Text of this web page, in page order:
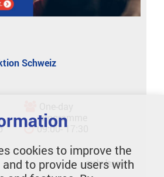
Schweiz
programme
09:00- 17:30
mehr lesen
cookies to improve the
to provide users with